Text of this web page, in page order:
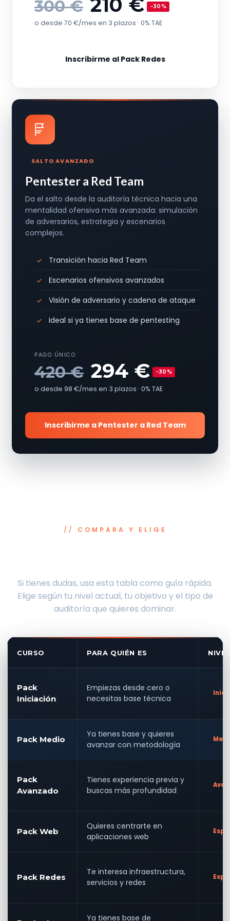
300 € 210 € −30%
o desde 70 €/mes en 3 plazos · 0% TAE
Inscribirme al Pack Redes
SALTO AVANZADO
Pentester a Red Team
Da el salto desde la auditoría técnica hacia una
mentalidad ofensiva más avanzada: simulación
de adversarios, estrategia y escenarios
complejos.
Transición hacia Red Team
Escenarios ofensivos avanzados
Visión de adversario y cadena de ataque
Ideal si ya tienes base de pentesting
PAGO ÚNICO
420 € 294 € −30%
o desde 98 €/mes en 3 plazos · 0% TAE
Inscribirme a Pentester a Red Team
COMPARA Y ELIGE
Si tienes dudas, usa esta tabla como guía rápida.
Elige según tu nivel actual, tu objetivo y el tipo de
auditoría que quieres dominar.
CURSO PARA QUIÉN ES NIVEL
Pack
Iniciación
Empiezas desde cero o
necesitas base técnica
Pack Medio
Ya tienes base y quieres
avanzar con metodología
Pack
Avanzado
Tienes experiencia previa y
buscas más profundidad
Pack Web
Quieres centrarte en
aplicaciones web
Pack Redes
Te interesa infraestructura,
servicios y redes
Ya tienes base de